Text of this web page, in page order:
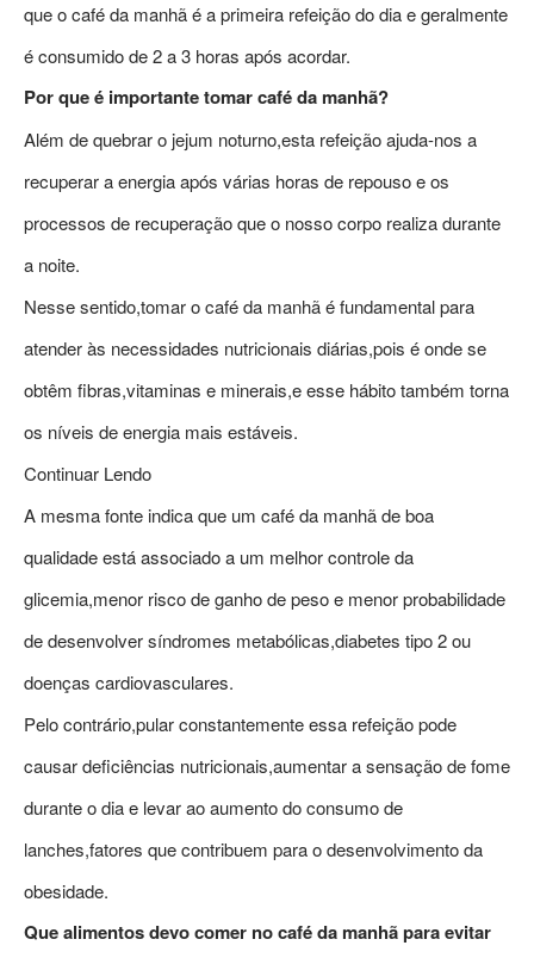
que o café da manhã é a primeira refeição do dia e geralmente
é consumido de 2 a 3 horas após acordar.
Por que é importante tomar café da manhã?
Além de quebrar o jejum noturno,esta refeição ajuda-nos a
recuperar a energia após várias horas de repouso e os
processos de recuperação que o nosso corpo realiza durante
a noite.
Nesse sentido,tomar o café da manhã é fundamental para
atender às necessidades nutricionais diárias,pois é onde se
obtêm fibras,vitaminas e minerais,e esse hábito também torna
os níveis de energia mais estáveis.
Continuar Lendo
A mesma fonte indica que um café da manhã de boa
qualidade está associado a um melhor controle da
glicemia,menor risco de ganho de peso e menor probabilidade
de desenvolver síndromes metabólicas,diabetes tipo 2 ou
doenças cardiovasculares.
Pelo contrário,pular constantemente essa refeição pode
causar deficiências nutricionais,aumentar a sensação de fome
durante o dia e levar ao aumento do consumo de
lanches,fatores que contribuem para o desenvolvimento da
obesidade.
Que alimentos devo comer no café da manhã para evitar